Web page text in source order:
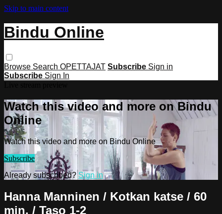
Skip to main content
Bindu Online
Browse Search OPETTAJAT Subscribe Sign in
Subscribe Sign In
Watch this video and more on Bindu
Online
Watch this video and more on Bindu Online
Subscribe
Already subscribed?Sign in
Hanna Manninen / Kotkan katse / 60
min. / Taso 1-2